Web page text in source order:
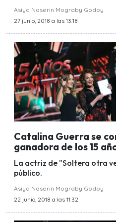
Asiya Naserin Mograby Godoy
27 junio, 2018 a las 13:18
Catalina Guerra se
ganadora de los 15
La actriz de "Soltera otra
público.
Asiya Naserin Mograby Godoy
22 junio, 2018 a las 11:32